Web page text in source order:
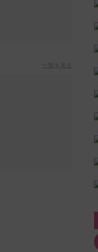
一覧を見る